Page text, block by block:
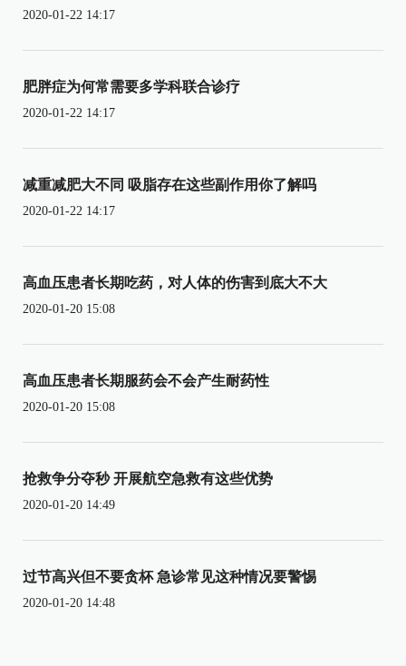
2020-01-22 14:17
肥胖症为何常需要多学科联合诊疗
2020-01-22 14:17
减重减肥大不同 吸脂存在这些副作用你了解吗
2020-01-22 14:17
高血压患者长期吃药，对人体的伤害到底大不大
2020-01-20 15:08
高血压患者长期服药会不会产生耐药性
2020-01-20 15:08
抢救争分夺秒 开展航空急救有这些优势
2020-01-20 14:49
过节高兴但不要贪杯 急诊常见这种情况要警惕
2020-01-20 14:48